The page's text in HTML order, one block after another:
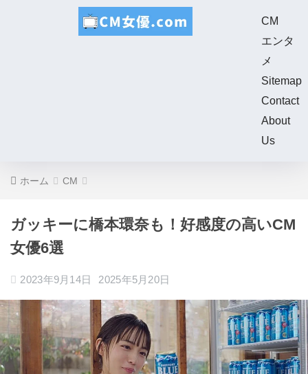
CM
エンタ
メ
Sitemap
Contact
About
Us
ホーム CM
ガッキーに橋本環奈も！好感度の高いCM
女優6選
2023年9月14日 2025年5月20日